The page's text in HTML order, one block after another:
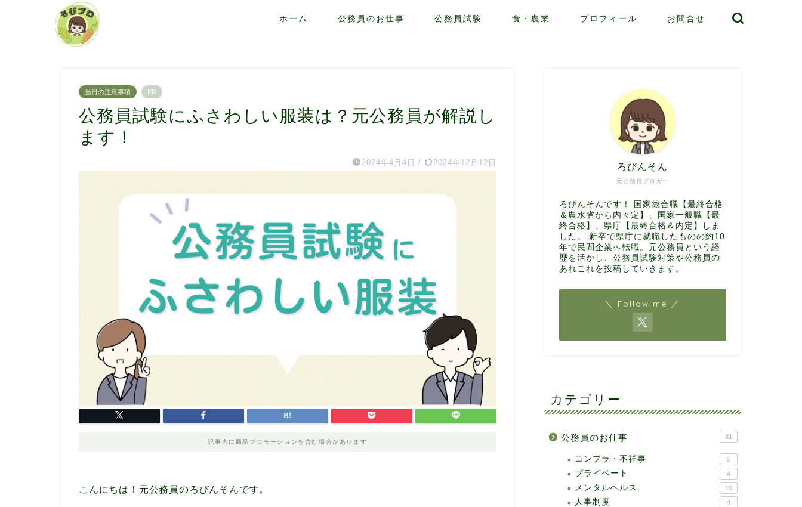
ホーム 公務員のお仕事 公務員試験 食・農業 プロフィール お問合せ
当日の注意事項 PR
公務員試験にふさわしい服装は？元公務員が解説し
ます！
2024年4月4日 / 2024年12月12日
記事内に商品プロモーションを含む場合があります
こんにちは！元公務員のろびんそんです。
元公務員ブロガー
ろびんそん
ろびんそんです！ 国家総合職【最終合格
＆農水省から内々定】、国家一般職【最
終合格】、県庁【最終合格＆内定】しま
した。 新卒で県庁に就職したものの約10
年で民間企業へ転職。元公務員という経
歴を活かし、公務員試験対策や公務員の
あれこれを投稿していきます。
＼ Follow me ／
カテゴリー
公務員のお仕事 81
コンプラ・不祥事 5
プライベート 4
メンタルヘルス 10
人事制度 4